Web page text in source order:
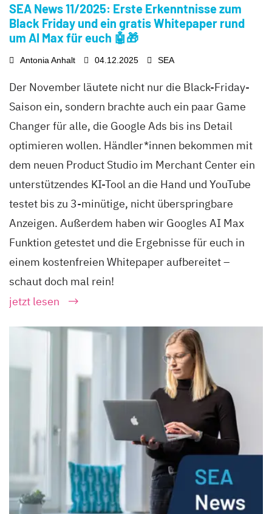
SEA News 11/2025: Erste Erkenntnisse zum
Black Friday und ein gratis Whitepaper rund
um AI Max für euch 🤖🎁
Antonia Anhalt 04.12.2025 SEA
Der November läutete nicht nur die Black-Friday-
Saison ein, sondern brachte auch ein paar Game
Changer für alle, die Google Ads bis ins Detail
optimieren wollen. Händler*innen bekommen mit
dem neuen Product Studio im Merchant Center ein
unterstützendes KI-Tool an die Hand und YouTube
testet bis zu 3-minütige, nicht überspringbare
Anzeigen. Außerdem haben wir Googles AI Max
Funktion getestet und die Ergebnisse für euch in
einem kostenfreien Whitepaper aufbereitet –
schaut doch mal rein!
jetzt lesen